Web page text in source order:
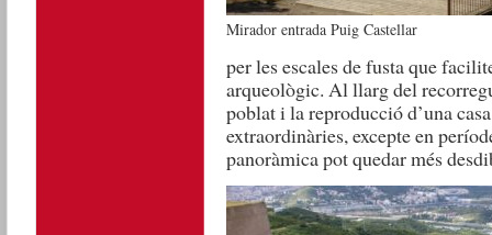
Mirador entrada Puig Castellar
per les escales de fusta que
arqueològic. Al llarg del
poblat i la reproducció d’una
extraordinàries, excepte en
panoràmica pot quedar més